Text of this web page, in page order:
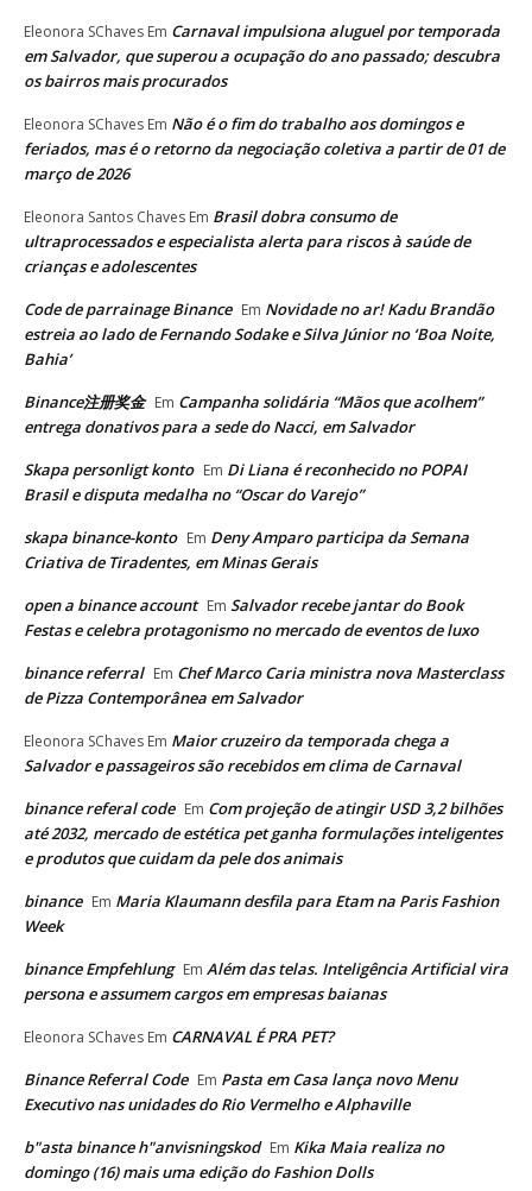
Eleonora SChaves Em Carnaval impulsiona aluguel por temporada
em Salvador, que superou a ocupação do ano passado; descubra
os bairros mais procurados
Eleonora SChaves Em Não é o fim do trabalho aos domingos e
feriados, mas é o retorno da negociação coletiva a partir de 01 de
março de 2026
Eleonora Santos Chaves Em Brasil dobra consumo de
ultraprocessados e especialista alerta para riscos à saúde de
crianças e adolescentes
Code de parrainage Binance Em Novidade no ar! Kadu Brandão
estreia ao lado de Fernando Sodake e Silva Júnior no ‘Boa Noite,
Bahia’
Binance注册奖金 Em Campanha solidária “Mãos que acolhem”
entrega donativos para a sede do Nacci, em Salvador
Skapa personligt konto Em Di Liana é reconhecido no POPAI
Brasil e disputa medalha no “Oscar do Varejo”
skapa binance-konto Em Deny Amparo participa da Semana
Criativa de Tiradentes, em Minas Gerais
open a binance account Em Salvador recebe jantar do Book
Festas e celebra protagonismo no mercado de eventos de luxo
binance referral Em Chef Marco Caria ministra nova Masterclass
de Pizza Contemporânea em Salvador
Eleonora SChaves Em Maior cruzeiro da temporada chega a
Salvador e passageiros são recebidos em clima de Carnaval
binance referal code Em Com projeção de atingir USD 3,2 bilhões
até 2032, mercado de estética pet ganha formulações inteligentes
e produtos que cuidam da pele dos animais
binance Em Maria Klaumann desfila para Etam na Paris Fashion
Week
binance Empfehlung Em Além das telas. Inteligência Artificial vira
persona e assumem cargos em empresas baianas
Eleonora SChaves Em CARNAVAL É PRA PET?
Binance Referral Code Em Pasta em Casa lança novo Menu
Executivo nas unidades do Rio Vermelho e Alphaville
b"asta binance h"anvisningskod Em Kika Maia realiza no
domingo (16) mais uma edição do Fashion Dolls